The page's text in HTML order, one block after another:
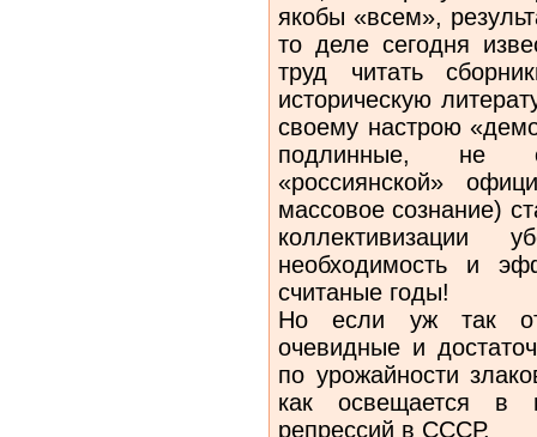
якобы «всем»,
то деле сегодня
труд читать
историческую
своему настрою
подлинные, не
«россиянской»
массовое сознание)
коллективизации
необходимость и
считаные годы!
Но если уж так
очевидные и
по урожайности
как освещается в
репрессий в СССР.